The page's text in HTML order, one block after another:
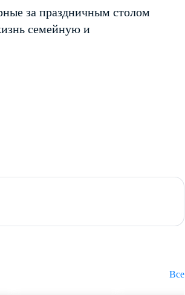
за праздничным столом
семейную и
Все